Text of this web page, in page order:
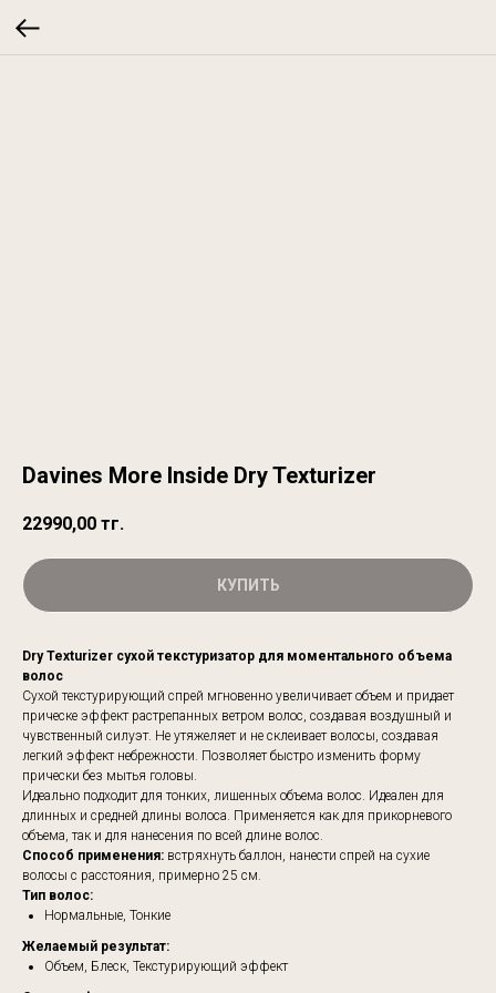
Davines More Inside Dry Texturizer
22990,00 тг.
КУПИТЬ
Dry Texturizer сухой текстуризатор для моментального объема
волос
Сухой текстурирующий спрей мгновенно увеличивает объем и придает
прическе эффект растрепанных ветром волос, создавая воздушный и
чувственный силуэт. Не утяжеляет и не склеивает волосы, создавая
легкий эффект небрежности. Позволяет быстро изменить форму
прически без мытья головы.
Идеально подходит для тонких, лишенных объема волос. Идеален для
длинных и средней длины волоса. Применяется как для прикорневого
объема, так и для нанесения по всей длине волос.
Способ применения: встряхнуть баллон, нанести спрей на сухие
волосы с расстояния, примерно 25 см.
Тип волос:
Нормальные, Тонкие
Желаемый результат:
Объем, Блеск, Текстурирующий эффект